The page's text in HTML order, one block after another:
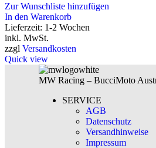
Zur Wunschliste hinzufügen
In den Warenkorb
Lieferzeit: 1-2 Wochen
inkl. MwSt.
zzgl Versandkosten
Quick view
MW Racing – BucciMoto
SERVICE
AGB
Datenschutz
Versandhinweise
Impressum